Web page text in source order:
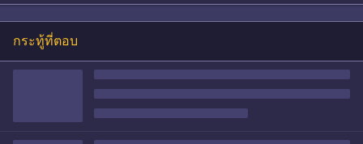
กระทู้ที่ตอบ